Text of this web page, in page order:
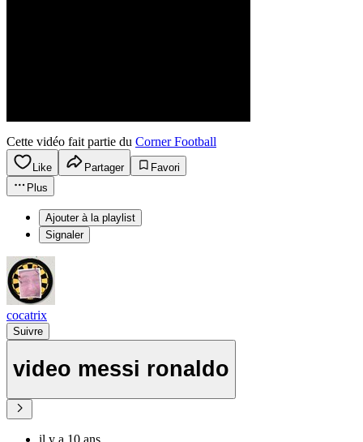
Cette vidéo fait partie du Corner Football
Like Partager
Favori
Plus
Ajouter à la playlist
Signaler
cocatrix
Suivre
video messi ronaldo
il y a 10 ans